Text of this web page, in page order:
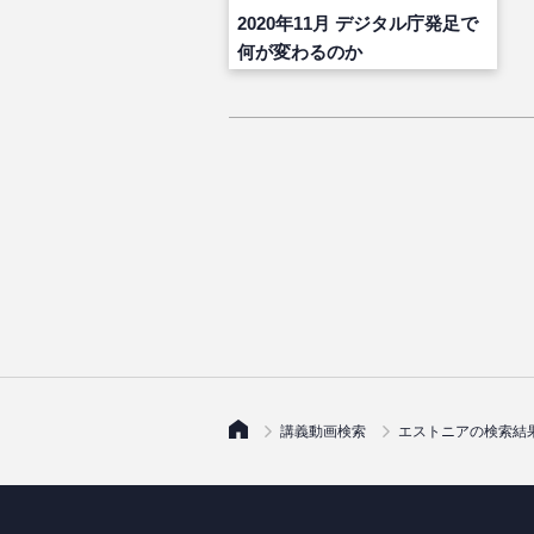
2020年11月 デジタル庁発足で
何が変わるのか
講義動画検索 エストニアの検索結